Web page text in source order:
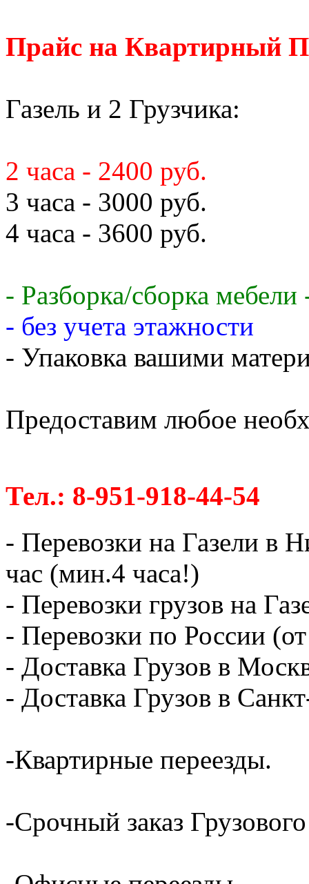
Прайс на Квартирный
Газель и 2 Грузчика:
2 часа - 2400 руб.
3 часа - 3000 руб.
4 часа - 3600 руб.
- Разборка/сборка мебели
- без учета этажности
- Упаковка вашими
Предоставим любое
Тел.: 8-951-918-44-54
- Перевозки на Газели в
час (мин.4 часа!)
- Перевозки грузов на
- Перевозки по России
- Доставка Грузов в
- Доставка Грузов в
-Квартирные переезды.
-Срочный заказ